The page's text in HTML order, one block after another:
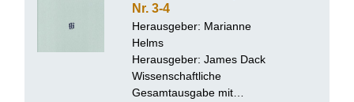
Nr. 3-4
Herausgeber: Marianne
Helms
Herausgeber: James Dack
Wissenschaftliche
Gesamtausgabe mit